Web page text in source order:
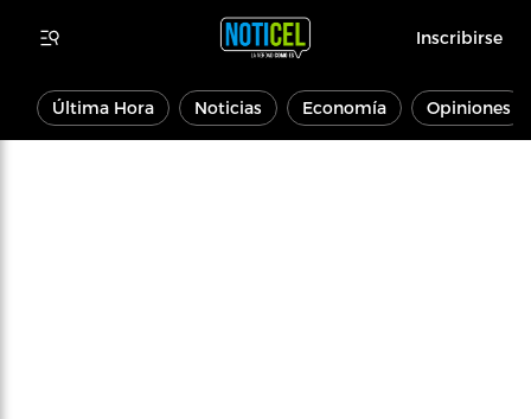
Inscribirse
Última Hora Noticias Economía Opiniones